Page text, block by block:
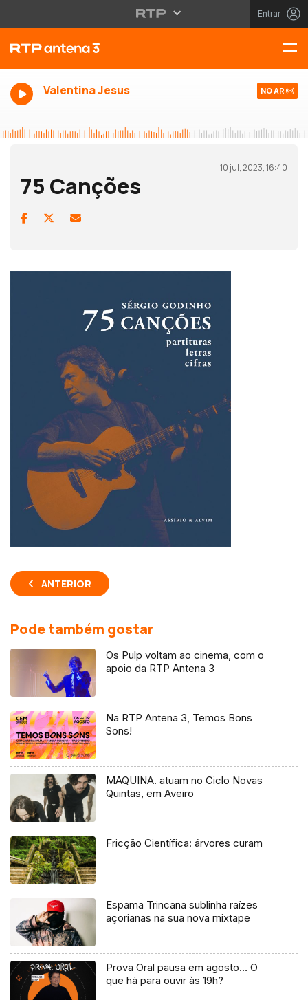
Entrar
Valentina Jesus NO AR
10 jul, 2023, 16:40
75 Canções
ANTERIOR
Pode também gostar
Os Pulp voltam ao cinema, com o
apoio da RTP Antena 3
Na RTP Antena 3, Temos Bons
Sons!
MAQUINA. atuam no Ciclo Novas
Quintas, em Aveiro
Fricção Científica: árvores curam
Espama Trincana sublinha raízes
açorianas na sua nova mixtape
Prova Oral pausa em agosto… O
que há para ouvir às 19h?